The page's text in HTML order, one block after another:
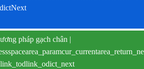
pháp gạch chân |